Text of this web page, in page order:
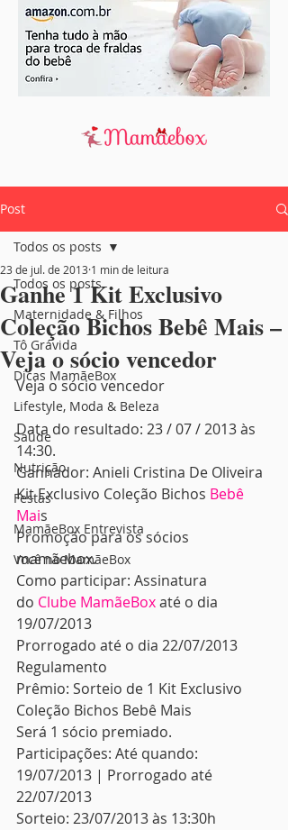
Post
Todos os posts
Maternidade & Filhos
Tô Grávida
Dicas MamãeBox
Lifestyle, Moda & Beleza
Saúde
Nutrição
Festas
MamãeBox Entrevista
Você no MamãeBox
Todos os posts
Ganhe 1 Kit Exclusivo
Coleção Bichos Bebê Mais –
Veja o sócio vencedor
23 de jul. de 2013 1 min de leitura
Veja o sócio vencedor
Data do resultado: 23 / 07 / 2013 às
14:30.
Ganhador: Anieli Cristina De Oliveira
Kit Exclusivo Coleção Bichos Bebê
Mais
Promoção para os sócios
mamãebox.
Como participar: Assinatura
do Clube MamãeBox até o dia
19/07/2013
Prorrogado até o dia 22/07/2013
Regulamento
Prêmio: Sorteio de 1 Kit Exclusivo
Coleção Bichos Bebê Mais
Será 1 sócio premiado.
Participações: Até quando:
19/07/2013 | Prorrogado até
22/07/2013
Sorteio: 23/07/2013 às 13:30h